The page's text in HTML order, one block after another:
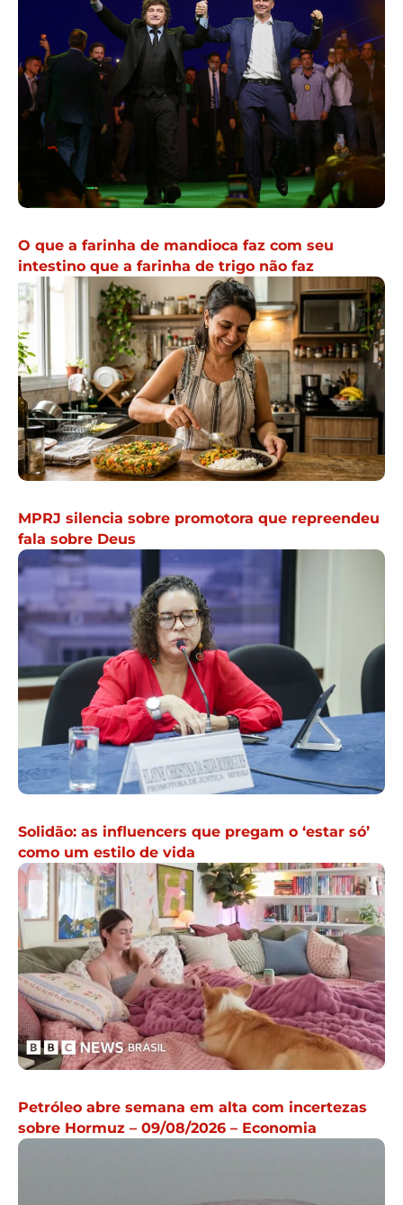
O que a farinha de mandioca faz com seu
intestino que a farinha de trigo não faz
MPRJ silencia sobre promotora que repreendeu
fala sobre Deus
Solidão: as influencers que pregam o ‘estar só’
como um estilo de vida
Petróleo abre semana em alta com incertezas
sobre Hormuz – 09/08/2026 – Economia